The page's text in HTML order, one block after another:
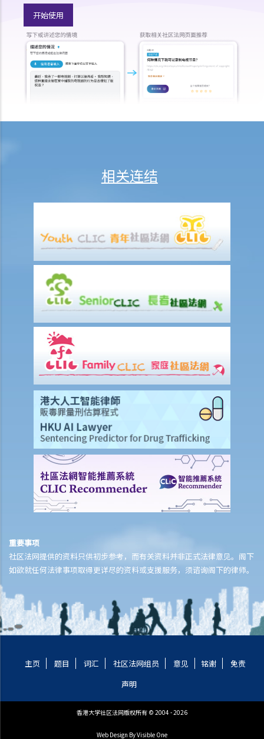
D. 实质聆讯和程序：合并聆讯
E. 答辩人和坦诚责任
F. 济助
G. 讼费
H. 上诉
个案研究
开始使用
相关连结
重要事项
社区法网提供的资料只供初步参考，而有关资料并非正式法律意见。阁下
如欲就任何法律事项取得更详尽的资料或支援服务，须谘询阁下的律师。
主页 题目 词汇 社区法网组员 意见 铭谢
免责
声明
香港大学社区法网版权所有 © 2004 - 2026
Web Design By Visible One